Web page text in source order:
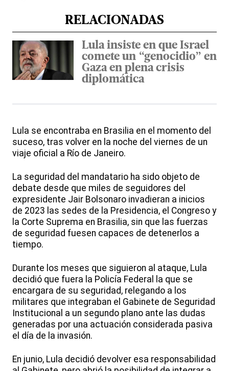
RELACIONADAS
Lula insiste en que Israel
comete un “genocidio” en
Gaza en plena crisis
diplomática
Lula se encontraba en Brasilia en el momento del
suceso, tras volver en la noche del viernes de un
viaje oficial a Río de Janeiro.
La seguridad del mandatario ha sido objeto de
debate desde que miles de seguidores del
expresidente Jair Bolsonaro invadieran a inicios
de 2023 las sedes de la Presidencia, el Congreso y
la Corte Suprema en Brasilia, sin que las fuerzas
de seguridad fuesen capaces de detenerlos a
tiempo.
Durante los meses que siguieron al ataque, Lula
decidió que fuera la Policía Federal la que se
encargara de su seguridad, relegando a los
militares que integraban el Gabinete de Seguridad
Institucional a un segundo plano ante las dudas
generadas por una actuación considerada pasiva
el día de la invasión.
En junio, Lula decidió devolver esa responsabilidad